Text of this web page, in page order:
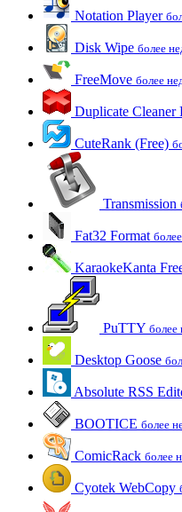
Notation Player
Disk Wipe более
FreeMove более
Duplicate Cleaner
CuteRank (Free)
Transmission
Fat32 Format
KaraokeKanta
PuTTY более
Desktop Goose
Absolute RSS
BOOTICE более
ComicRack более
Cyotek WebCopy